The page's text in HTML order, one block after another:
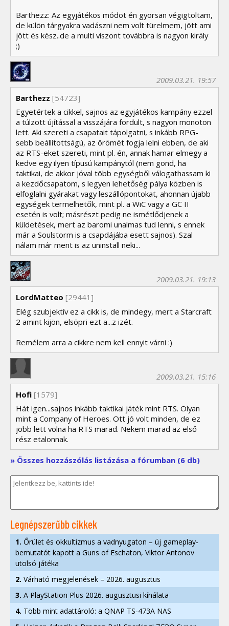
Barthezz: Az egyjátékos módot én gyorsan végigtoltam,
de külön tárgyakra vadászni nem volt türelmem, jött ami
jött és kész..de a multi viszont továbbra is nagyon király
;)
Barthezz
2009.03.21. 19:57
[54723]
Egyetértek a cikkel, sajnos az egyjátékos kampány ezzel
a túlzott újítással a visszájára fordult, s nagyon monoton
lett. Aki szereti a csapatait tápolgatni, s inkább RPG-
sebb beállítottságú, az örömét fogja lelni ebben, de aki
az RTS-eket szereti, mint pl. én, annak hamar elmegy a
kedve egy ilyen típusú kampánytól (nem gond, ha
taktikai, de akkor jóval több egységből válogathassam ki
a kezdőcsapatom, s legyen lehetőség pálya közben is
elfoglalni gyárakat vagy leszállópontokat, ahonnan újabb
egységek termelhetők, mint pl. a WiC vagy a GC II
esetén is volt; másrészt pedig ne ismétlődjenek a
küldetések, mert az baromi unalmas tud lenni, s ennek
már a Soulstorm is a csapdájába esett sajnos). Szal
nálam már ment is az uninstall neki...
LordMatteo
2009.03.21. 19:13
[29441]
Elég szubjektív ez a cikk is, de mindegy, mert a Starcraft
2 amint kijön, elsöpri ezt a...z izét.
Remélem arra a cikkre nem kell ennyit várni :)
Hofi
2009.03.21. 15:16
[1579]
Hát igen...sajnos inkább taktikai játék mint RTS. Olyan
mint a Company of Heroes. Ott jó volt minden, de ez
jobb lett volna ha RTS marad. Nekem marad az első
rész etalonnak.
» Összes hozzászólás listázása a fórumban (6 db)
Legnépszerűbb cikkek
1. Őrület és okkultizmus a vadnyugaton – új gameplay-
bemutatót kapott a Guns of Eschaton, Viktor Antonov
utolsó játéka
2. Várható megjelenések – 2026. augusztus
3. A PlayStation Plus 2026. augusztusi kínálata
4. Több mint adattároló: a QNAP TS-473A NAS